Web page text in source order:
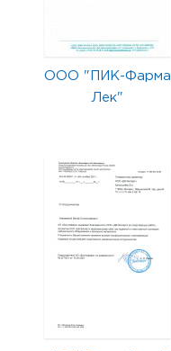
ООО "ПИК-Фарма
Лек"